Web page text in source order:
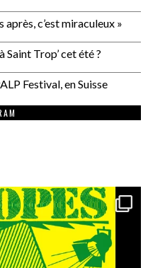
après, c’est miraculeux »
Saint Trop’ cet été ?
Festival, en Suisse